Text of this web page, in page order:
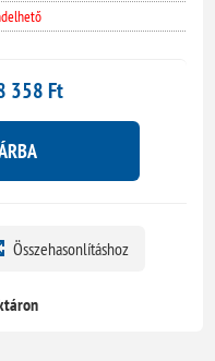
358 Ft
Összehasonlításhoz